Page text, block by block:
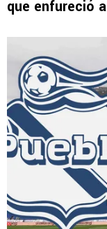
que enfureció